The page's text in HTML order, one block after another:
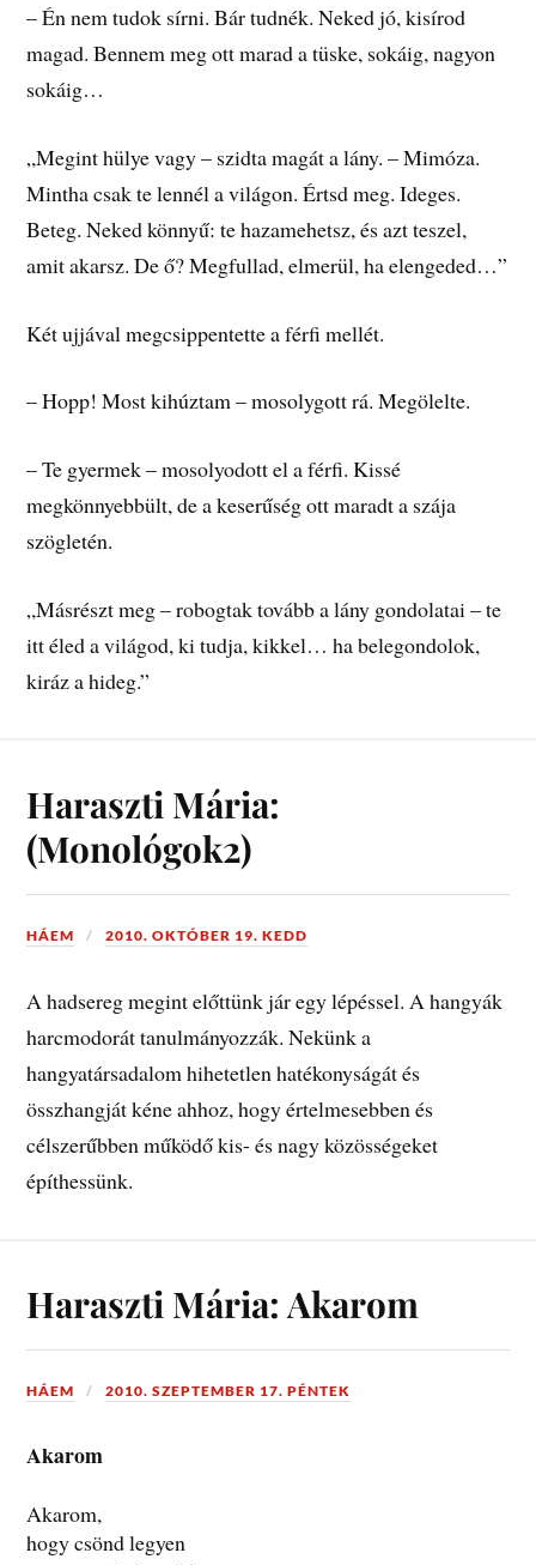
– Én nem tudok sírni. Bár tudnék. Neked jó, kisírod
magad. Bennem meg ott marad a tüske, sokáig, nagyon
sokáig…
„Megint hülye vagy – szidta magát a lány. – Mimóza.
Mintha csak te lennél a világon. Értsd meg. Ideges.
Beteg. Neked könnyű: te hazamehetsz, és azt teszel,
amit akarsz. De ő? Megfullad, elmerül, ha elengeded…”
Két ujjával megcsippentette a férfi mellét.
– Hopp! Most kihúztam – mosolygott rá. Megölelte.
– Te gyermek – mosolyodott el a férfi. Kissé
megkönnyebbült, de a keserűség ott maradt a szája
szögletén.
„Másrészt meg – robogtak tovább a lány gondolatai – te
itt éled a világod, ki tudja, kikkel… ha belegondolok,
kiráz a hideg.”
Haraszti Mária:
(Monológok2)
HÁEM 2010. OKTÓBER 19. KEDD
A hadsereg megint előttünk jár egy lépéssel. A hangyák
harcmodorát tanulmányozzák. Nekünk a
hangyatársadalom hihetetlen hatékonyságát és
összhangját kéne ahhoz, hogy értelmesebben és
célszerűbben működő kis- és nagy közösségeket
építhessünk.
Haraszti Mária: Akarom
HÁEM 2010. SZEPTEMBER 17. PÉNTEK
Akarom
Akarom,
hogy csönd legyen